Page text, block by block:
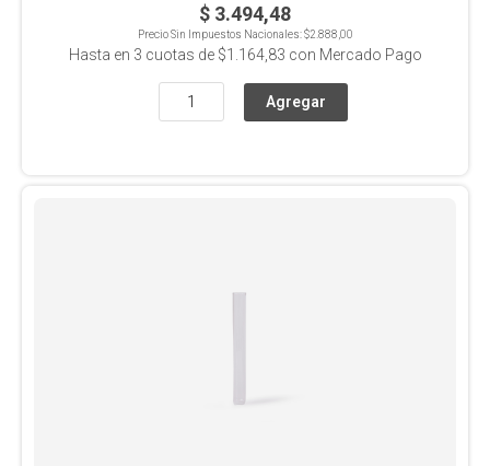
$ 3.494,48
Precio Sin Impuestos Nacionales:$2.888,00
Hasta en 3 cuotas de $1.164,83 con Mercado Pago